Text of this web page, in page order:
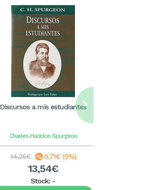
Discursos a mis estudiantes
Charles Haddon Spurgeon
14,25€ 0,71€ (5%)
13,54€
Stock: -